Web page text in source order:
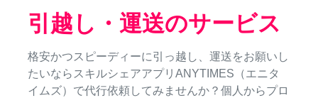
引越し・運送のサービス
格安かつスピーディーに引っ越し、運送をお願いし
たいならスキルシェアアプリANYTIMES（エニタ
イムズ）で代行依頼してみませんか？個人からプロ